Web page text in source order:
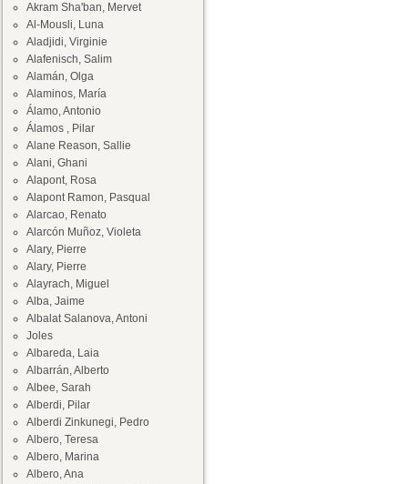
Akram Sha'ban, Mervet
Al-Mousli, Luna
Aladjidi, Virginie
Alafenisch, Salim
Alamán, Olga
Alaminos, María
Álamo, Antonio
Álamos , Pilar
Alane Reason, Sallie
Alani, Ghani
Alapont, Rosa
Alapont Ramon, Pasqual
Alarcao, Renato
Alarcón Muñoz, Violeta
Alary, Pierre
Alary, Pierre
Alayrach, Miguel
Alba, Jaime
Albalat Salanova, Antoni
Joles
Albareda, Laia
Albarrán, Alberto
Albee, Sarah
Alberdi, Pilar
Alberdi Zinkunegi, Pedro
Albero, Teresa
Albero, Marina
Albero, Ana